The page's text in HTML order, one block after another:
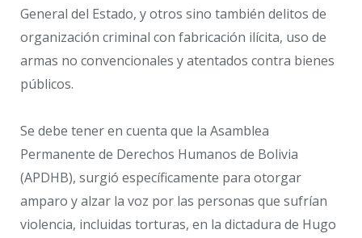
General del Estado, y otros sino también delitos de
organización criminal con fabricación ilícita, uso de
armas no convencionales y atentados contra bienes
públicos.
Se debe tener en cuenta que la Asamblea
Permanente de Derechos Humanos de Bolivia
(APDHB), surgió específicamente para otorgar
amparo y alzar la voz por las personas que sufrían
violencia, incluidas torturas, en la dictadura de Hugo